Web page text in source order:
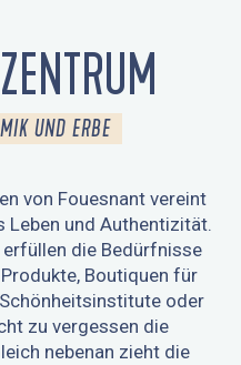
UND ERBE
von Fouesnant vereint
Leben und Authentizität.
die Bedürfnisse
Boutiquen für
oder
zu vergessen die
nebenan zieht die